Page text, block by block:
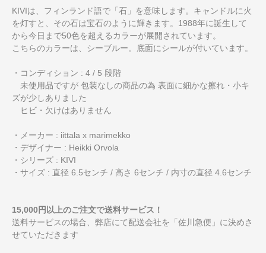
KIVIは、フィンランド語で「石」を意味します。キャンドルに火
を灯すと、その石は宝石のように輝きます。1988年に誕生して
から今日まで50色を超えるカラーが展開されています。
こちらのカラーは、シーブルー。底面にシールが付いています。
・コンディション : 4 / 5 段階
未使用品ですが 包装なしの商品の為 表面に細かな擦れ・小キ
ズが少しありました
ヒビ・欠けはありません
・メーカー : iittala x marimekko
・デザイナー : Heikki Orvola
・シリーズ : KIVI
・サイズ : 直径 6.5センチ / 高さ 6センチ / 内寸の直径 4.6センチ
15,000円以上のご注文で送料サービス！
送料サービスの場合、弊店にて配送会社を「佐川急便」に決めさ
せていただきます